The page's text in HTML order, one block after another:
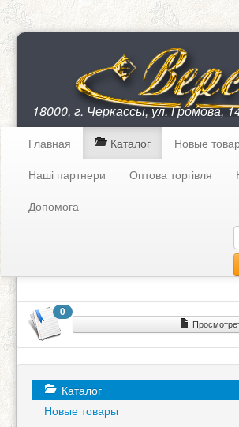
18000, г. Черкассы, ул. Громова,
Главная Каталог Новые
Наші партнери
Оптова торгівля
Допомога
0
Каталог
Новые товары